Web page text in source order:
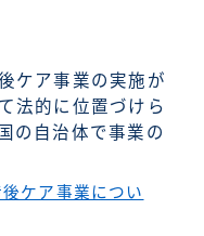
ケア事業の実施が
法的に位置づけら
の自治体で事業の
ケア事業につい